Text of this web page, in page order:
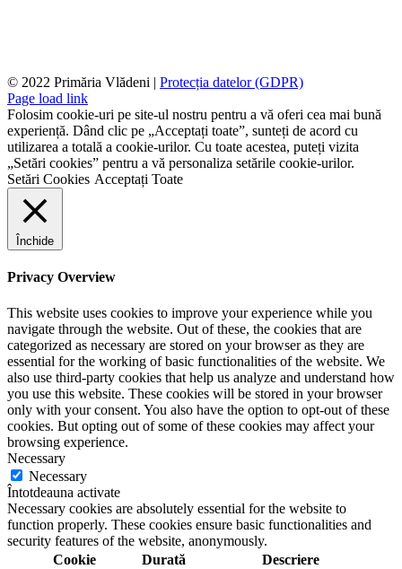
© 2022 Primăria Vlădeni | Protecția datelor (GDPR)
Page load link
Folosim cookie-uri pe site-ul nostru pentru a vă oferi cea mai bună
experiență. Dând clic pe „Acceptați toate”, sunteți de acord cu
utilizarea a totală a cookie-urilor. Cu toate acestea, puteți vizita
„Setări cookies” pentru a vă personaliza setările cookie-urilor.
Setări Cookies Acceptați Toate
Închide
Privacy Overview
This website uses cookies to improve your experience while you
navigate through the website. Out of these, the cookies that are
categorized as necessary are stored on your browser as they are
essential for the working of basic functionalities of the website. We
also use third-party cookies that help us analyze and understand how
you use this website. These cookies will be stored in your browser
only with your consent. You also have the option to opt-out of these
cookies. But opting out of some of these cookies may affect your
browsing experience.
Necessary
Necessary
Întotdeauna activate
Necessary cookies are absolutely essential for the website to
function properly. These cookies ensure basic functionalities and
security features of the website, anonymously.
Cookie
Durată Descriere